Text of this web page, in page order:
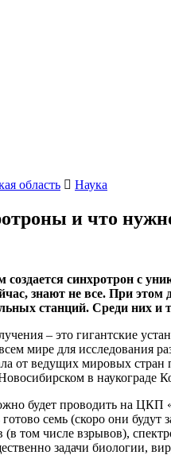
область Наука
и что
создается синхротрон с
знают не все. При этом
станций. Среди них
– это гигантские
мире для исследования
от ведущих мировых
в наукограде
будет проводить на ЦКП
семь (скоро они
том числе взрывов),
задачи биологии,